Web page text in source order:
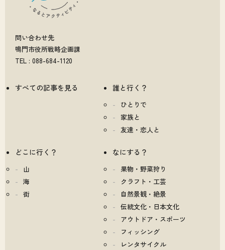
問い合わせ先
鳴門市役所戦略企画課
TEL : 088-684-1120
すべての記事を見る 誰と行く？
ひとりで
家族と
友達・恋人と
どこに行く？
山
海
街
なにする？
果物・野菜狩り
クラフト・工芸
自然景観・絶景
伝統文化・日本文化
アウトドア・スポーツ
フィッシング
レンタサイクル